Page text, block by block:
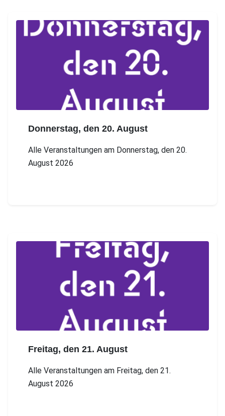
Donnerstag, den 20. August
Alle Veranstaltungen am Donnerstag, den 20.
August 2026
Freitag, den 21. August
Alle Veranstaltungen am Freitag, den 21.
August 2026